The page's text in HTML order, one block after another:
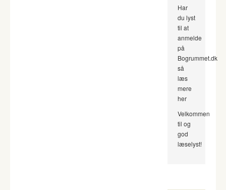
Har
du lyst
til at
anmelde
på
Bogrummet.dk
så
læs
mere
her
Velkommen
til og
god
læselyst!